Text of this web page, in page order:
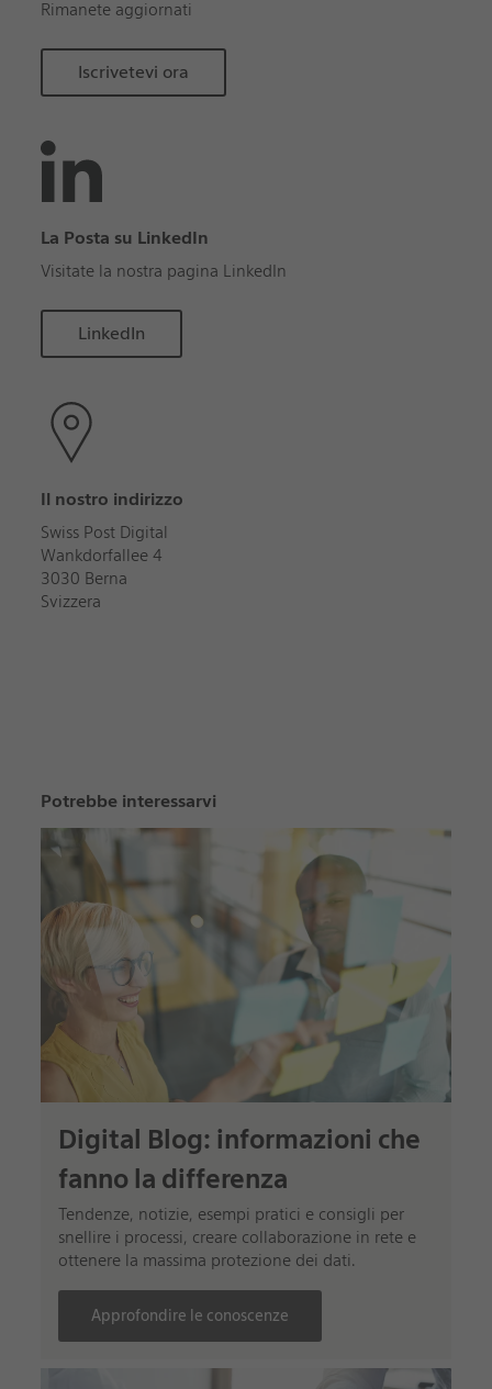
Rimanete aggiornati
Iscrivetevi ora
La Posta su LinkedIn
Visitate la nostra pagina LinkedIn
LinkedIn
Il nostro indirizzo
Swiss Post Digital
Wankdorfallee 4
3030 Berna
Svizzera
Potrebbe interessarvi
Digital Blog: informazioni che
fanno la differenza
Tendenze, notizie, esempi pratici e consigli per
snellire i processi, creare collaborazione in rete e
ottenere la massima protezione dei dati.
Approfondire le conoscenze